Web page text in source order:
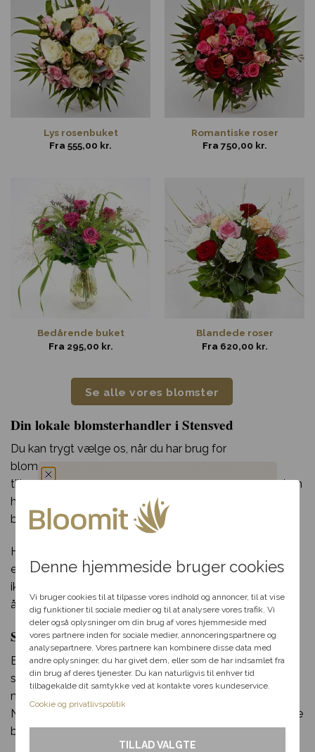
Denne hjemmeside bruger cookies
Vi bruger cookies til at tilpasse vores indhold og annoncer, til at vise
dig funktioner til sociale medier og til at analysere vores trafik. Vi
deler også oplysninger om din brug af vores hjemmeside med
vores partnere inden for sociale medier, annonceringspartnere og
analysepartnere. Vores partnere kan kombinere disse data med
andre oplysninger, du har givet dem, eller som de har indsamlet fra
din brug af deres tjenester. Du kan naturligvis til enhver tid
tilbagekalde dit samtykke ved at kontakte vores kundeservice.
Cookie og privatlivspolitik
TILLAD VALGTE
Lys rosenbuket
Fra 555,00 kr.
Romantiske roser
Fra 750,00 kr.
Bedårende buket
Fra 295,00 kr.
Blandede roser
Fra 620,00 kr.
Se alle vores blomster
Din lokale blomsterhandler i Stensved
Du kan trygt vælge os, når du har brug for
blomsterlevering i Stensved. Vores erfaring går helt
tilbage til 70’erne og vores mange år i blomsterbranchen
har sikret os et kæmpe netværk af florister og
blomsterbutikker som vi samarbejder med.
Har du spørgsmål til din bestilling, udvalget af blomster
eller særlige ønsker til din blomsterdekoration? Så tøv
ikke med at kontakte os per telefon eller mail i vores
åbningstid.
Send blomster til Stensved– levering samme dag
Bloomit gør blomsterudbringning i Stensvedlige så let
som en leg. Alt du skal gøre, er at klikke et par gange
med musen og indtaste de nødvendige informationer.
Når du har gjort det, kan vi klargøre og sende din smukke
blomsterlevering til en heldig i Stensved!
Du har fået en
passer til dig, så hjælper vi
dig videre med at finde den
perfekte rabat til dit svar.
Fødselsdag